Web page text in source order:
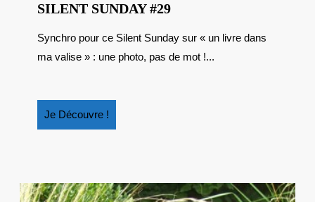
SILENT SUNDAY #29SILENT
#29
Synchro pour ce Silent Sunday sur « un livre dans
ma valise » : une photo, pas de mot !...
Je Découvre !
Découvre